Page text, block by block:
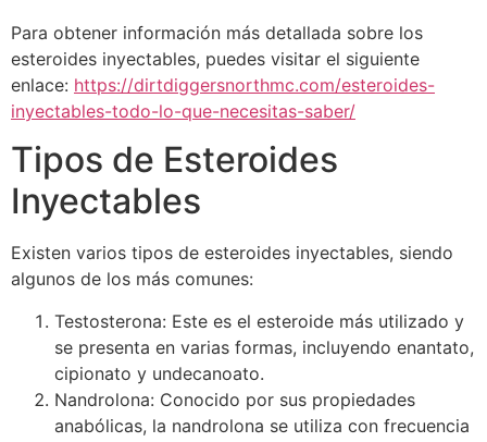
Para obtener información más detallada sobre los
esteroides inyectables, puedes visitar el siguiente
enlace: https://dirtdiggersnorthmc.com/esteroides-
inyectables-todo-lo-que-necesitas-saber/
Tipos de Esteroides
Inyectables
Existen varios tipos de esteroides inyectables, siendo
algunos de los más comunes:
Testosterona: Este es el esteroide más utilizado y
se presenta en varias formas, incluyendo enantato,
cipionato y undecanoato.
Nandrolona: Conocido por sus propiedades
anabólicas, la nandrolona se utiliza con frecuencia